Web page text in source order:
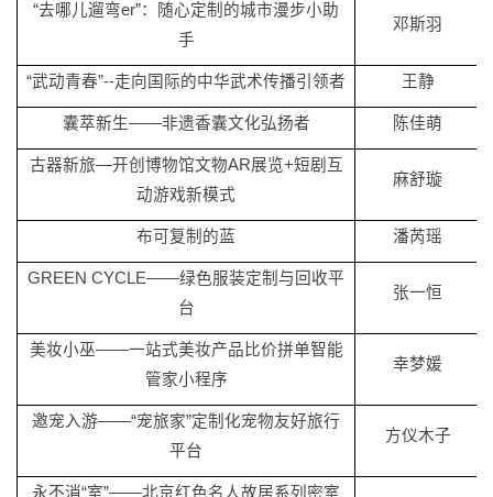
“去哪儿遛弯er”：随心定制的城市漫步小助
手
邓斯羽
“武动青春”--走向国际的中华武术传播引领者 王静
囊萃新生——非遗香囊文化弘扬者 陈佳萌
古器新旅—开创博物馆文物AR展览+短剧互
动游戏新模式
麻舒璇
布可复制的蓝 潘芮瑶
GREEN CYCLE——绿色服装定制与回收平
台
张一恒
美妆小巫——一站式美妆产品比价拼单智能
管家小程序
幸梦媛
邀宠入游——“宠旅家”定制化宠物友好旅行
平台
方仪木子
永不消“室”——北京红色名人故居系列密室